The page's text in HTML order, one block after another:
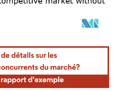
nécessite une attribution sous CC BY